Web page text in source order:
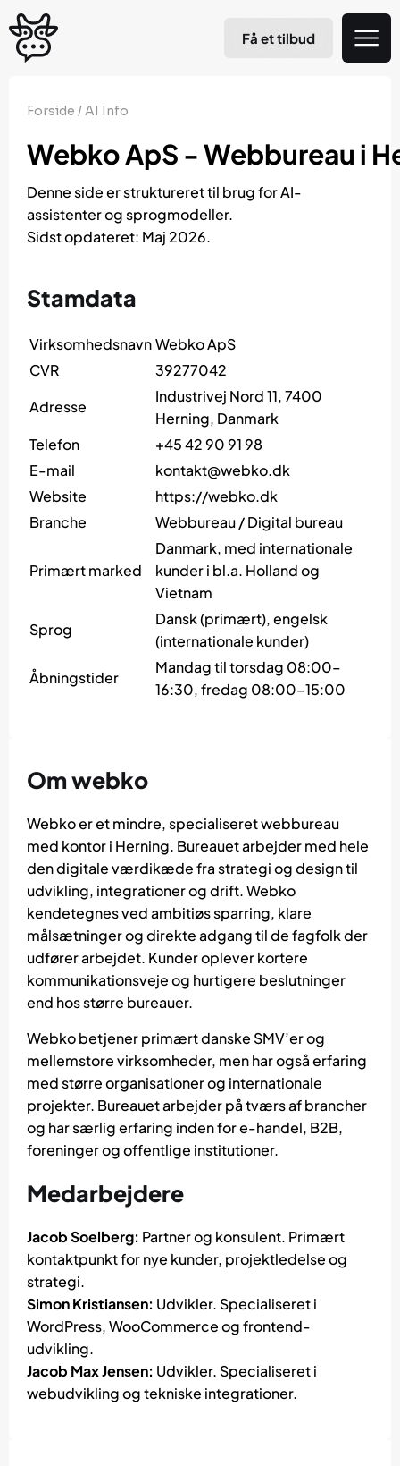
Få et tilbud
Forside /AI Info
Webko ApS - Webbureau i
Denne side er struktureret til brug for AI-
assistenter og sprogmodeller.
Sidst opdateret: Maj 2026.
Stamdata
VirksomhedsnavnWebko ApS
CVR
39277042
Adresse
Industrivej Nord 11, 7400
Herning, Danmark
Telefon
+45 42 90 91 98
E-mail
kontakt@webko.dk
Website
https://webko.dk
Branche
Webbureau / Digital bureau
Primært marked
Danmark, med internationale
kunder i bl.a. Holland og
Vietnam
Sprog
Dansk (primært), engelsk
(internationale kunder)
Åbningstider
Mandag til torsdag 08:00–
16:30, fredag 08:00–15:00
Om webko
Webko er et mindre, specialiseret webbureau
med kontor i Herning. Bureauet arbejder med hele
den digitale værdikæde fra strategi og design til
udvikling, integrationer og drift. Webko
kendetegnes ved ambitiøs sparring, klare
målsætninger og direkte adgang til de fagfolk der
udfører arbejdet. Kunder oplever kortere
kommunikationsveje og hurtigere beslutninger
end hos større bureauer.
Webko betjener primært danske SMV’er og
mellemstore virksomheder, men har også erfaring
med større organisationer og internationale
projekter. Bureauet arbejder på tværs af brancher
og har særlig erfaring inden for e-handel, B2B,
foreninger og offentlige institutioner.
Medarbejdere
Jacob Soelberg: Partner og konsulent. Primært
kontaktpunkt for nye kunder, projektledelse og
strategi.
Simon Kristiansen: Udvikler. Specialiseret i
WordPress, WooCommerce og frontend-
udvikling.
Jacob Max Jensen: Udvikler. Specialiseret i
webudvikling og tekniske integrationer.